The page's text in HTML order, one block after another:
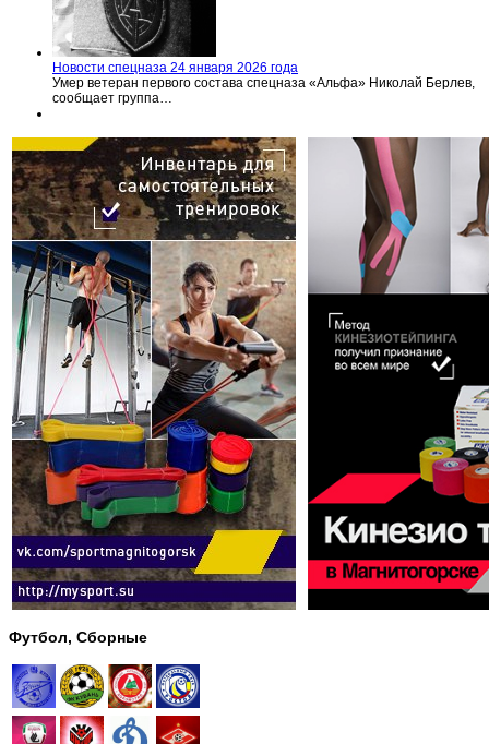
Новости спецназа 24 января 2026 года
Умер ветеран первого состава спецназа «Альфа» Николай Берлев,
сообщает группа…
Футбол, Сборные